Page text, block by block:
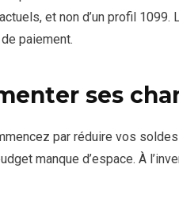
et non d’un profil
paiement.
ses
par réduire vos
manque d’espace. À